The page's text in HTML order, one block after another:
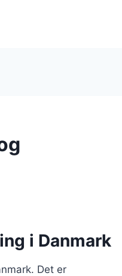
i Danmark
Det er